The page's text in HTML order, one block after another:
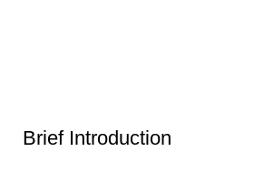
Brief Introduction